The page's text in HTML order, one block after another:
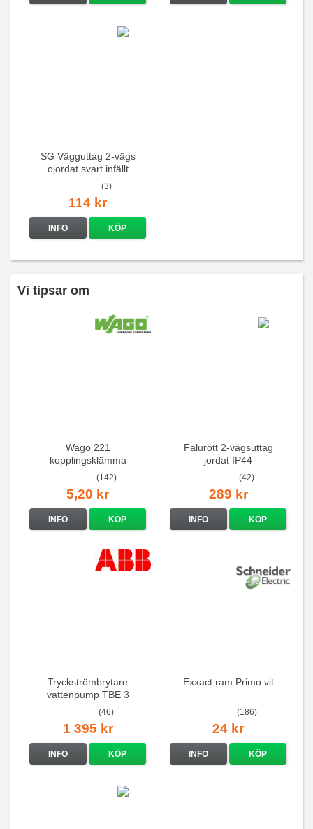
SG Vägguttag 2-vägs
ojordat svart infällt
16A/250V
(3)
114 kr
INFO KÖP
Vi tipsar om
Wago 221
kopplingsklämma
(142)
5,20 kr
INFO KÖP
Falurött 2-vägsuttag
jordat IP44
(42)
289 kr
INFO KÖP
Tryckströmbrytare
vattenpump TBE 3
(46)
1 395 kr
INFO KÖP
Exxact ram Primo vit
(186)
24 kr
INFO KÖP